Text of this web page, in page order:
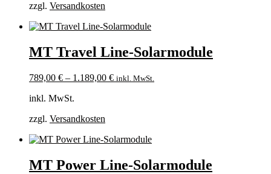
zzgl. Versandkosten
MT Travel Line-Solarmodule
789,00 € – 1.189,00 € inkl. MwSt.
inkl. MwSt.
zzgl. Versandkosten
MT Power Line-Solarmodule